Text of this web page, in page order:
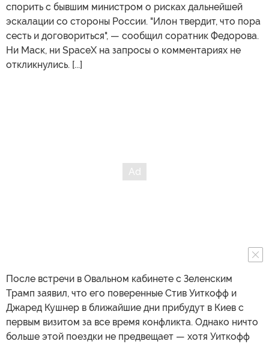
спорить с бывшим министром о рисках дальнейшей
эскалации со стороны России. "Илон твердит, что пора
сесть и договориться", — сообщил соратник Федорова.
Ни Маск, ни SpaceX на запросы о комментариях не
откликнулись. [...]
После встречи в Овальном кабинете с Зеленским
Трамп заявил, что его поверенные Стив Уиткофф и
Джаред Кушнер в ближайшие дни прибудут в Киев с
первым визитом за все время конфликта. Однако ничто
больше этой поездки не предвещает — хотя Уиткофф